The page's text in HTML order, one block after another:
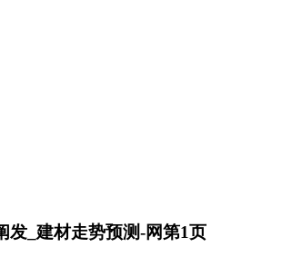
发_建材走势预测-网第1页